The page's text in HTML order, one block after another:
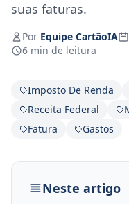
suas faturas.
Por Equipe CartãoIA
6 min de leitura
Imposto De Renda
Receita Federal
Fatura
Gastos
Neste artigo